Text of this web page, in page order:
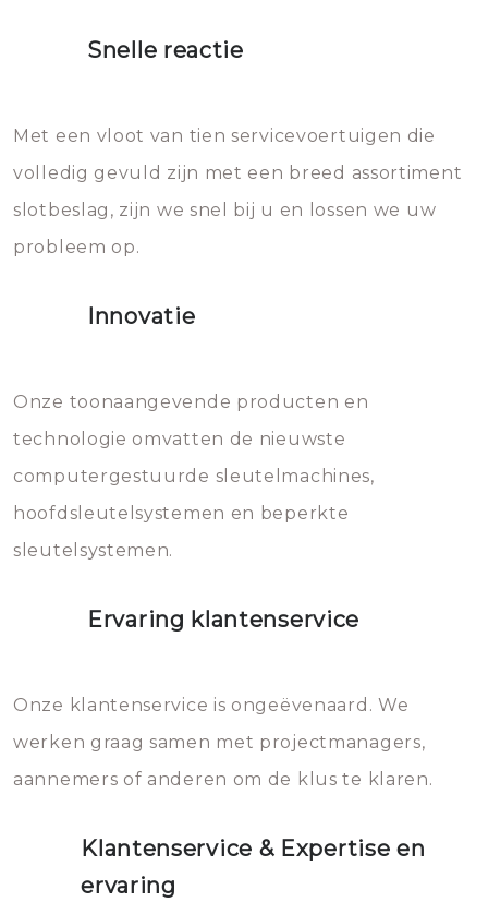
eroverheen hebt gegooid weer
bevriezen.
Sloten bestaan uit talloze kleine
die relatief gemakkelijk te
beschadigen zijn. In veel
gevallen zult u schade aan de
sloten veroorzaken, waardoor
geheel vervangen moet worden.
mee, die u gemakkelijk kunt
vermijden.
Snelle reactie
Met een vloot van tien servicevoertuigen die
volledig gevuld zijn met een breed assortiment
slotbeslag, zijn we snel bij u en lossen we uw
probleem op.
Innovatie
Onze toonaangevende producten en
technologie omvatten de nieuwste
computergestuurde sleutelmachines,
hoofdsleutelsystemen en beperkte
sleutelsystemen.
Ervaring klantenservice
Onze klantenservice is ongeëvenaard. We
werken graag samen met projectmanagers,
aannemers of anderen om de klus te klaren.
Klantenservice & Expertise en
ervaring